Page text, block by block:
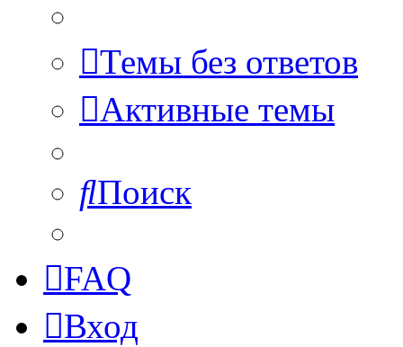
Темы без ответов
Активные темы
Поиск
FAQ
Вход